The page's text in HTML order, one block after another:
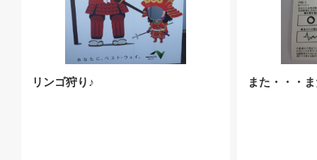
リンゴ狩り♪ また・・・